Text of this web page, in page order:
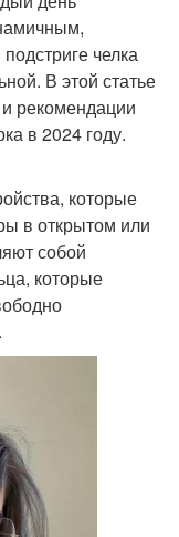
челка
В этой статье
рекомендации
в 2024 году.
которые
в открытом или
собой
которые